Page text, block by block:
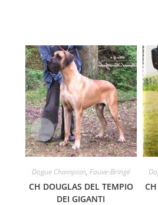
Dogue Champion, Fauve-Bringé
CH DOUGLAS DEL TEMPIO
DEI GIGANTI